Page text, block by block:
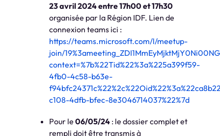
23 avril 2024 entre 17h00 et 17h30
organisée par la Région IDF. Lien de
connexion teams ici :
https://teams.microsoft.com/l/meetup-
join/
context=%7b%22Tid%22%3a%225a399f59-
4fb0-4c58-b63e-
c108-4dfb-bfec-8e3046714037%22%7d
Pour le 06/05/24 : le dossier complet et
rempli doit être transmis à